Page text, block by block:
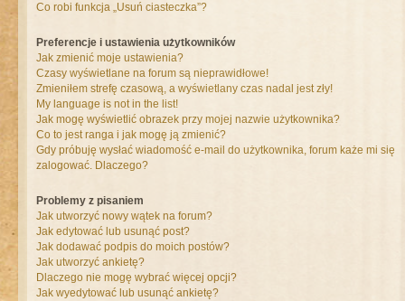
Co robi funkcja „Usuń ciasteczka”?
Preferencje i ustawienia użytkowników
Jak zmienić moje ustawienia?
Czasy wyświetlane na forum są nieprawidłowe!
Zmieniłem strefę czasową, a wyświetlany czas nadal jest zły!
My language is not in the list!
Jak mogę wyświetlić obrazek przy mojej nazwie użytkownika?
Co to jest ranga i jak mogę ją zmienić?
Gdy próbuję wysłać wiadomość e-mail do użytkownika, forum każe mi się
zalogować. Dlaczego?
Problemy z pisaniem
Jak utworzyć nowy wątek na forum?
Jak edytować lub usunąć post?
Jak dodawać podpis do moich postów?
Jak utworzyć ankietę?
Dlaczego nie mogę wybrać więcej opcji?
Jak wyedytować lub usunąć ankietę?